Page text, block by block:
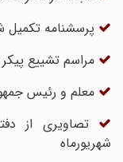
پرسشنامه تکمیل
مراسم تشییع پیکر
معلم و رئیس
تصاویری از
شهریورماه